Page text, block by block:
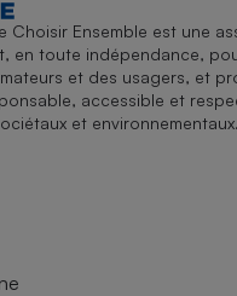
Choisir Ensemble est une
en toute indépendance,
et des usagers, et
accessible et
et environnementaux.